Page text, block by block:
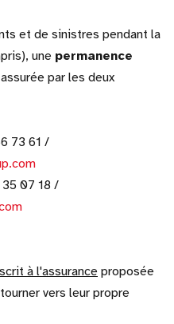
et de sinistres pendant la
une permanence
par les deux
73 61 /
35 07 18 /
à l'assurance proposée
vers leur propre